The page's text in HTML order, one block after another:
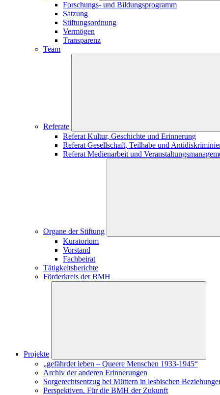
Forschungs- und Bildungsprogramm
Satzung
Stiftungsordnung
Vermögen
Transparenz
Team
Referate
Referat Kultur, Geschichte und Erinnerung
Referat Gesellschaft, Teilhabe und
Referat Medienarbeit und
Organe der Stiftung
Kuratorium
Vorstand
Fachbeirat
Tätigkeitsberichte
Förderkreis der BMH
Projekte
„gefährdet leben – Queere Menschen 1933-1945“
Archiv der anderen Erinnerungen
Sorgerechtsentzug bei Müttern in lesbischen
Perspektiven. Für die BMH der Zukunft